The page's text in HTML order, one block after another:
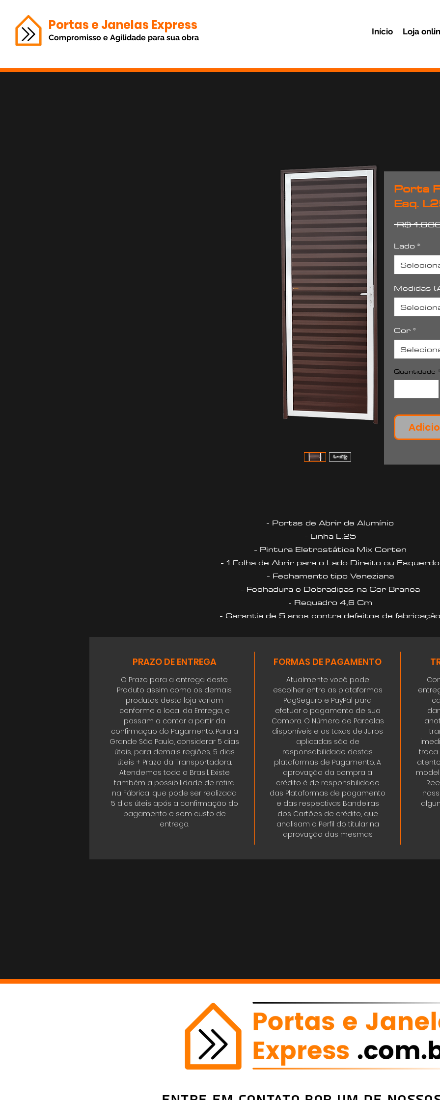
Portas e Janelas Express
Compromisso e Agilidade para sua obra
Início Loja
Porta
Esq.
R$
Lado *
Medidas
Cor*
Quantidade *
- Portas de Abrir de Alumínio
- Linha L.25
- Pintura Eletrostática Mix Corten
- 1 Folha de Abrir para o Lado Direito ou Esquerdo
- Fechamento tipo Veneziana
- Fechadura e Dobradiças na Cor Branca
- Requadro 4,6 Cm
- Garantia de 5 anos contra defeitos de fabricação
PRAZO DE ENTREGA
O Prazo para a entrega deste
Produto assim como os demais
produtos desta loja variam
conforme o local da Entrega, e
passam a contar a partir da
confirmação do Pagamento. Para a
Grande São Paulo, considerar 5 dias
úteis, para demais regiões, 5 dias
úteis + Prazo da Transportadora.
Atendemos todo o Brasil. Existe
também a possibilidade de retira
na Fábrica, que pode ser realizada
5 dias úteis após a confirmação do
pagamento e sem custo de
entrega.
FORMAS DE PAGAMENTO
Atualmente você pode
escolher entre as plataformas
PagSeguro e PayPal para
efetuar o pagamento de sua
Compra. O Número de Parcelas
disponíveis e as taxas de Juros
aplicadas são de
responsabilidade destas
plataformas de Pagamento. A
aprovação da compra a
crédito é de responsbilidade
das Plataformas de pagamento
e das respectivas Bandeiras
dos Cartões de crédito, que
analisam o Perfil do titular na
aprovação das mesmas
troca